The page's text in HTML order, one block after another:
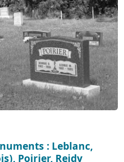
: Leblanc,
Poirier, Reidy